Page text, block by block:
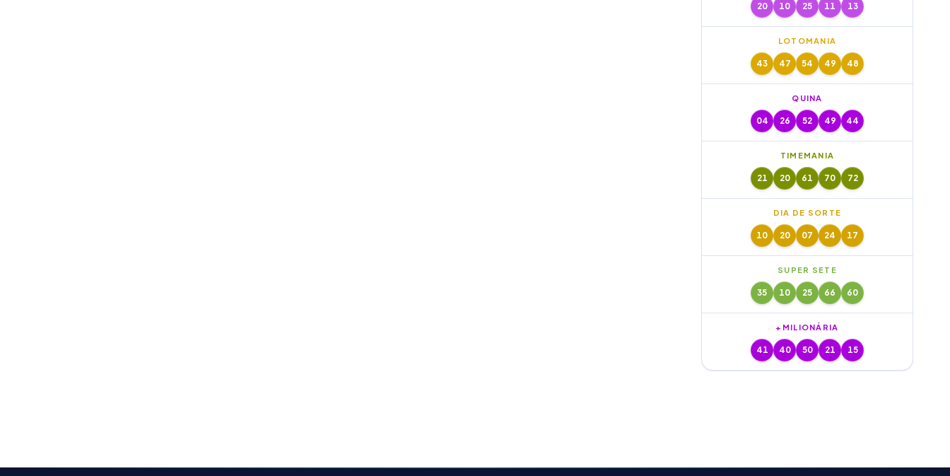
20 10 25 11 13
LOTOMANIA
43 47 54 49 48
QUINA
04 26 52 49 44
TIMEMANIA
21 20 61 70 72
DIA DE SORTE
10 20 07 24 17
SUPER SETE
35 10 25 66 60
+MILIONÁRIA
41 40 50 21 15